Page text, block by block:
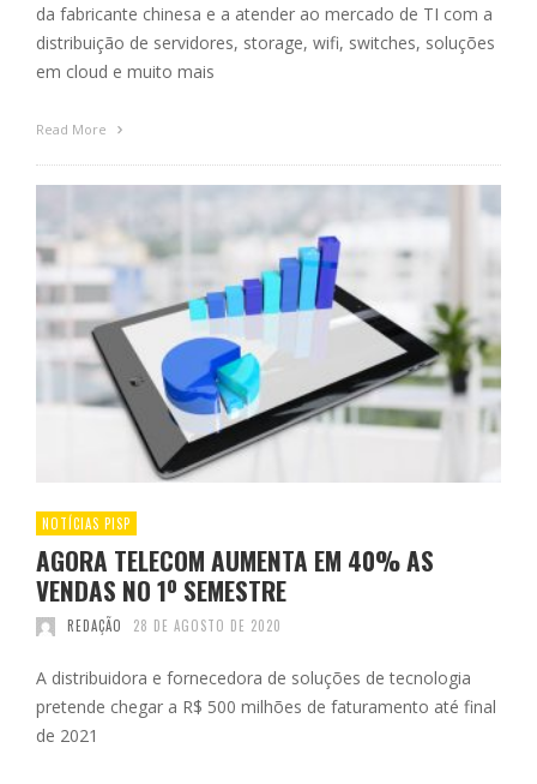
da fabricante chinesa e a atender ao mercado de TI com a
distribuição de servidores, storage, wifi, switches, soluções
em cloud e muito mais
Read More
NOTÍCIAS PISP
AGORA TELECOM AUMENTA EM 40% AS
VENDAS NO 1º SEMESTRE
REDAÇÃO 28 DE AGOSTO DE 2020
A distribuidora e fornecedora de soluções de tecnologia
pretende chegar a R$ 500 milhões de faturamento até final
de 2021